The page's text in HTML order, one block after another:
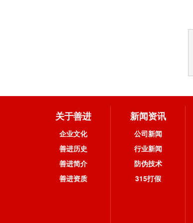
关于善进
企业文化
善进历史
善进简介
善进资质
新闻资讯
公司新闻
行业新闻
防伪技术
315打假